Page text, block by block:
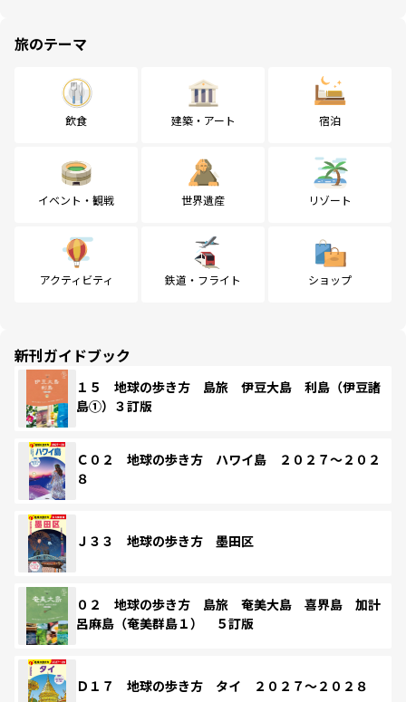
旅のテーマ
飲食 建築・アート 宿泊
イベント・観戦 世界遺産 リゾート
アクティビティ 鉄道・フライト ショップ
新刊ガイドブック
１５ 地球の歩き方 島旅 伊豆大島 利島（伊豆諸
島①）３訂版
Ｃ０２ 地球の歩き方 ハワイ島 ２０２７～２０２
８
Ｊ３３ 地球の歩き方 墨田区
０２ 地球の歩き方 島旅 奄美大島 喜界島 加計
呂麻島（奄美群島１） ５訂版
Ｄ１７ 地球の歩き方 タイ ２０２７～２０２８